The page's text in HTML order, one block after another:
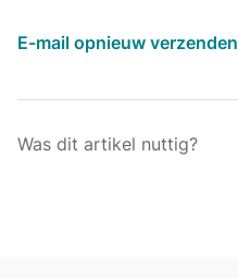
E-mail opnieuw verzenden
Was dit artikel nuttig?